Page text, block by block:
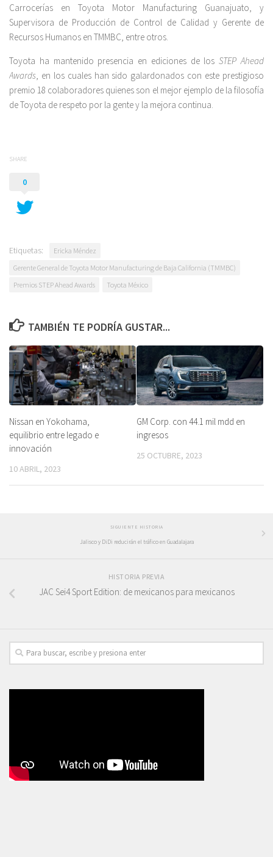
Carrocerías en Toyota Motor Manufacturing Guanajuato, y
Supervisora de Producción de Control de Calidad y Gerente de
Recursos Humanos en TMMBC, entre otros.
Toyota ha mantenido presencia en ediciones de losSTEP Ahead
Awards , en los cuales han sido galardonados con este prestigioso
premio 18 colaboradores quienes son el mejor ejemplo de la filosofía
de Toyota de respeto por la gente y la mejora continua.
SHARE
0
Etiquetas:
Ericka Méndez
Gerente General de Toyota Motor Manufacturing de Baja California (TMMBC)
Premios STEP Ahead Awards
Toyota México
TAMBIÉN TE PODRÍA GUSTAR...
Nissan en Yokohama,
equilibrio entre legado e
innovación
10 ABRIL, 2023
GM Corp. con 44.1 mil mdd en
ingresos
25 OCTUBRE, 2023
SIGUIENTE HISTORIA
Jalisco y DiDi reducirán el tráfico en Guadalajara
HISTORIA PREVIA
JAC Sei4 Sport Edition: de mexicanos para mexicanos